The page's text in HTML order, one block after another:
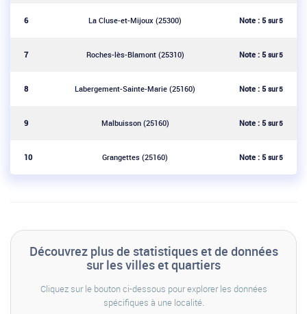
6 La Cluse-et-Mijoux (25300) Note : 5 sur 5
7 Roches-lès-Blamont (25310) Note : 5 sur 5
8 Labergement-Sainte-Marie (25160) Note : 5 sur 5
9 Malbuisson (25160) Note : 5 sur 5
10 Grangettes (25160) Note : 5 sur 5
Découvrez plus de statistiques et de données
sur les villes et quartiers
Cliquez sur le bouton ci-dessous pour explorer les données
spécifiques à une localité.